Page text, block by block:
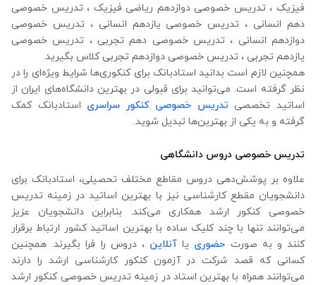
فیزیک ، تدریس خصوصی دوازدهم ریاضی فیزیک ، تدریس خصوصی
دهم انسانی ، تدریس خصوصی یازدهم انسانی ، تدریس خصوصی
دوازدهم انسانی ، تدریس خصوصی دهم تجربی ، تدریس خصوصی
یازدهم تجربی ، تدریس خصوصی دوازدهم تجربی کلاس بگیرید.
همچنین لازم است بدانید استادبانک برای کنکوری‌ها شرایط ویژه‌ای را در
نظر گرفته است. می‌توانید برای قبولی در بهترین دانشگاه‌های ایران از
اساتید تخصصی تدریس خصوصی کنکور سراسری استادبانک کمک
گرفته و به یکی از بهترین‌ها تبدیل شوید.
تدریس خصوصی دروس دانشگاهی
علاوه ‌بر پوشش‌دهی دروس مقاطع مختلف تحصیلی، استادبانک برای
دانشجویان مقطع کارشناسی نیز با بهترین اساتید در زمینه تدریس
خصوصی کنکور ارشد همکاری می‌کند. بنابراین دانشجویان عزیز
می‌توانند تنها با چند کلیک ساده با بهترین اساتید کشور ارتباط برقرار
کنند و به صورت حضوری یا آنلاین ، دروس را فرا بگیرند. همچنین
کسانی که قصد شرکت در آزمون کنکور کارشناسی ارشد را دارند
می‌توانند همراه با بهترین استاد در زمینه تدریس خصوصی کنکور ارشد